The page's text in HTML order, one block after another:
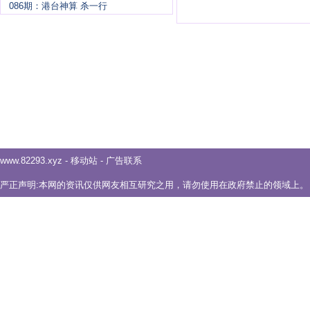
086期：港台神算 杀一行
www.82293.xyz - 移动站 - 广告联系
严正声明:本网的资讯仅供网友相互研究之用，请勿使用在政府禁止的领域上。